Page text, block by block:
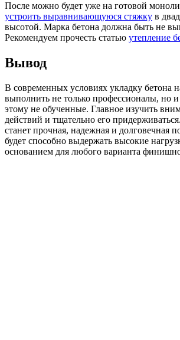
После можно будет уже на готовой
устроить выравнивающуюся стяжку в
высотой. Марка бетона должна быть не
Рекомендуем прочесть статью утепление
Вывод
В современных условиях укладку бетона
выполнить не только профессионалы, но
этому не обученные. Главное изучить
действий и тщательно его
станет прочная, надежная и долговечная
будет способно выдержать высокие
основанием для любого варианта